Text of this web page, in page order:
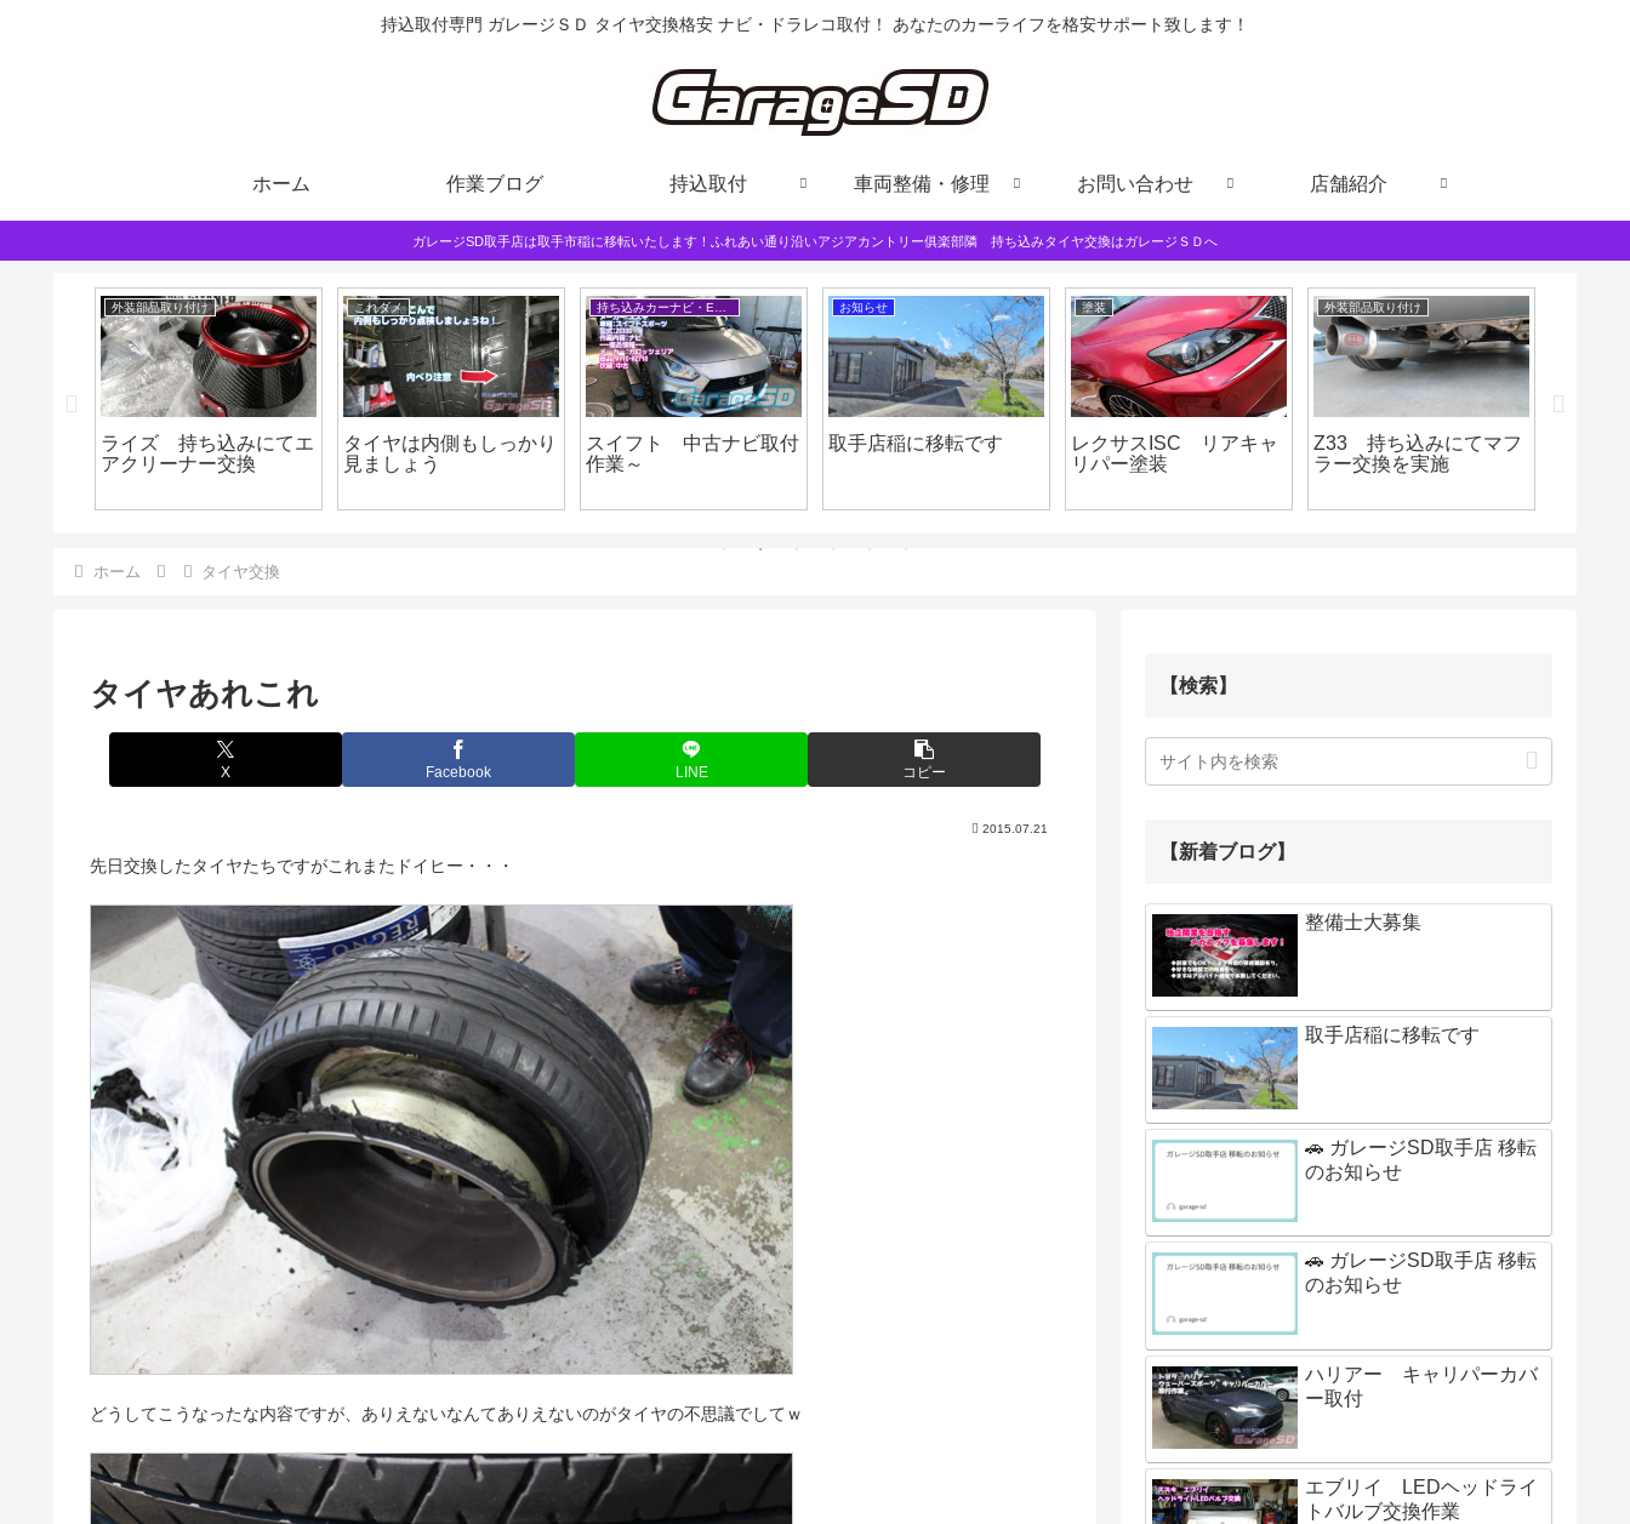
持込取付専門 ガレージＳＤ タイヤ交換格安 ナビ・ドラレコ取付！ あなたのカーライフを格安サポート致します！
ホーム 作業ブログ 持込取付 車両整備・修理 お問い合わせ 店舗紹介
ガレージSD取手店は取手市稲に移転いたします！ふれあい通り沿いアジアカントリー俱楽部隣 持ち込みタイヤ交換はガレージＳＤへ
外装部品取り付け
ライズ 持ち込みにてエ
アクリーナー交換
これダメ
タイヤは内側もしっかり
見ましょう
持ち込みカーナビ・ETCなど
スイフト 中古ナビ取付
作業～
お知らせ
取手店稲に移転です
塗装
レクサスISC リアキャ
リパー塗装
外装部品取り付け
Z33 持ち込みにてマフ
ラー交換を実施
ホーム タイヤ交換
タイヤあれこれ
X Facebook LINE コピー
2015.07.21
先日交換したタイヤたちですがこれまたドイヒー・・・
どうしてこうなったな内容ですが、ありえないなんてありえないのがタイヤの不思議でしてｗ
【検索】
【新着ブログ】
整備士大募集
取手店稲に移転です
🚗 ガレージSD取手店 移転
のお知らせ
🚗 ガレージSD取手店 移転
のお知らせ
ハリアー キャリパーカバ
ー取付
エブリイ LEDヘッドライ
トバルブ交換作業